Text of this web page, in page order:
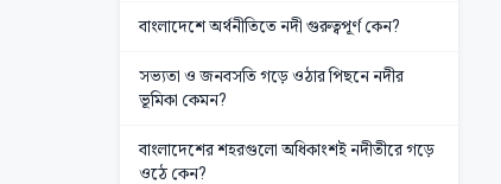
বাংলাদেশে অর্থনীতিতে নদী গুরুত্বপূর্ণ কেন?
সভ্যতা ও জনবসতি গড়ে ওঠার পিছনে নদীর
ভূমিকা কেমন?
বাংলাদেশের শহরগুলো অধিকাংশই নদীতীরে গড়ে
ওঠে কেন?